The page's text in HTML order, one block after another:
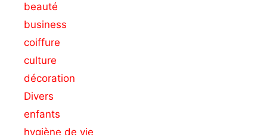
beauté
business
coiffure
culture
décoration
Divers
enfants
hygiène de vie